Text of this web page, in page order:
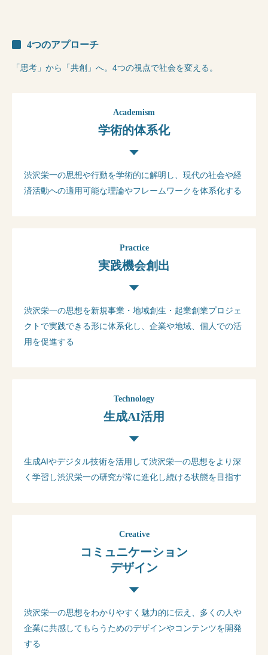
4つのアプローチ
「思考」から「共創」へ。4つの視点で社会を変える。
Academism
学術的体系化
渋沢栄一の思想や行動を学術的に解明し、現代の社会や経
済活動への適用可能な理論やフレームワークを体系化する
Practice
実践機会創出
渋沢栄一の思想を新規事業・地域創生・起業創業プロジェ
クトで実践できる形に体系化し、企業や地域、個人での活
用を促進する
Technology
生成AI活用
生成AIやデジタル技術を活用して渋沢栄一の思想をより深
く学習し渋沢栄一の研究が常に進化し続ける状態を目指す
Creative
コミュニケーション
デザイン
渋沢栄一の思想をわかりやすく魅力的に伝え、多くの人や
企業に共感してもらうためのデザインやコンテンツを開発
する